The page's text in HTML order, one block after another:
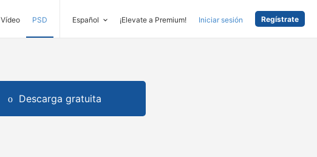
Vídeo PSD Español ¡Elevate a Premium! Iniciar sesión Regístrate
Descarga gratuita